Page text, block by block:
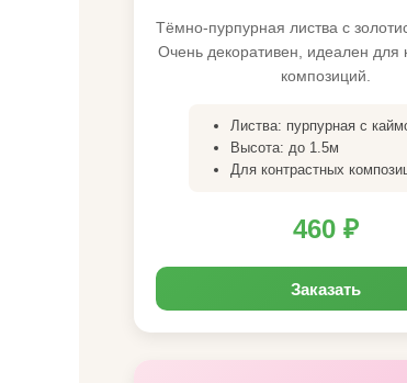
Тёмно-пурпурная листва с
Очень декоративен, идеален для
композиций.
Листва: пурпурная с
Высота: до 1.5м
Для контрастных
460 ₽
Заказать